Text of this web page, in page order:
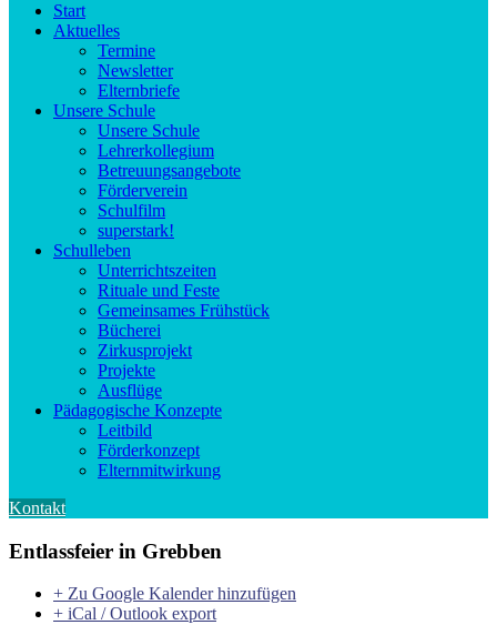
Start
Aktuelles
Termine
Newsletter
Elternbriefe
Unsere Schule
Unsere Schule
Lehrerkollegium
Betreuungsangebote
Förderverein
Schulfilm
superstark!
Schulleben
Unterrichtszeiten
Rituale und Feste
Gemeinsames Frühstück
Bücherei
Zirkusprojekt
Projekte
Ausflüge
Pädagogische Konzepte
Leitbild
Förderkonzept
Elternmitwirkung
Kontakt
Entlassfeier in Grebben
+ Zu Google Kalender hinzufügen
+ iCal / Outlook export